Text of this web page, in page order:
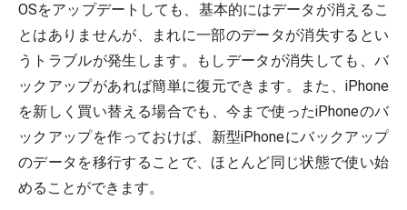
OSをアップデートしても、基本的にはデータが消えるこ
とはありませんが、まれに一部のデータが消失するとい
うトラブルが発生します。もしデータが消失しても、バ
ックアップがあれば簡単に復元できます。また、iPhone
を新しく買い替える場合でも、今まで使ったiPhoneのバ
ックアップを作っておけば、新型iPhoneにバックアップ
のデータを移行することで、ほとんど同じ状態で使い始
めることができます。